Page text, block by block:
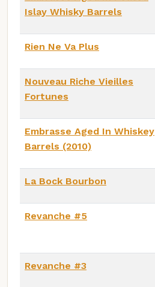
Islay Whisky Barrels
Rien Ne Va Plus
Nouveau Riche Vieilles
Fortunes
Embrasse Aged In Whiskey
Barrels (2010)
La Bock Bourbon
Revanche #5
Revanche #3